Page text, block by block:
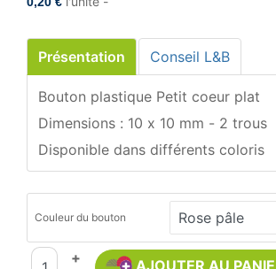
Présentation Conseil L&B
Bouton plastique Petit coeur plat
Dimensions : 10 x 10 mm - 2 trous
Disponible dans différents coloris
Couleur du bouton
+
AJOUTER AU